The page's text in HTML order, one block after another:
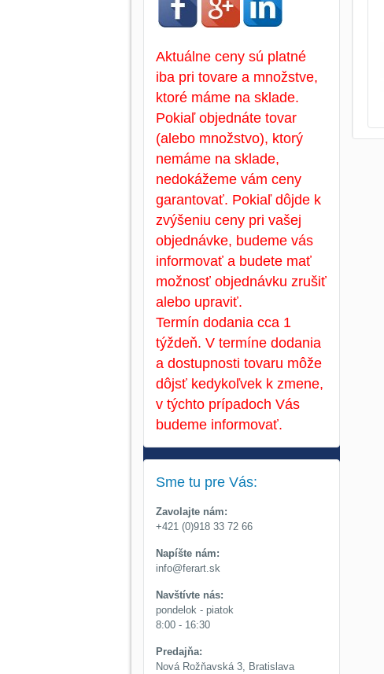
Aktuálne ceny sú platné
iba pri tovare a množstve,
ktoré máme na sklade.
Pokiaľ objednáte tovar
(alebo množstvo), ktorý
nemáme na sklade,
nedokážeme vám ceny
garantovať. Pokiaľ dôjde k
zvýšeniu ceny pri vašej
objednávke, budeme vás
informovať a budete mať
možnosť objednávku zrušiť
alebo upraviť.
Termín dodania cca 1
týždeň. V termíne dodania
a dostupnosti tovaru môže
dôjsť kedykoľvek k zmene,
v týchto prípadoch Vás
budeme informovať.
Sme tu pre Vás:
Zavolajte nám:
+421 (0)918 33 72 66
Napíšte nám:
info@ferart.sk
Navštívte nás:
pondelok - piatok
8:00 - 16:30
Predajňa:
Nová Rožňavská 3, Bratislava